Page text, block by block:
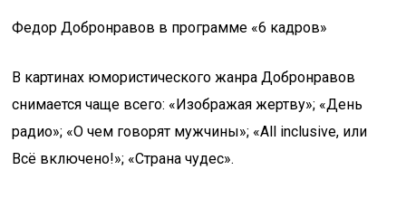
Федор Добронравов в программе «6 кадров»
В картинах юмористического жанра Добронравов
снимается чаще всего: «Изображая жертву»; «День
радио»; «О чем говорят мужчины»; «All inclusive, или
Всё включено!»; «Страна чудес».